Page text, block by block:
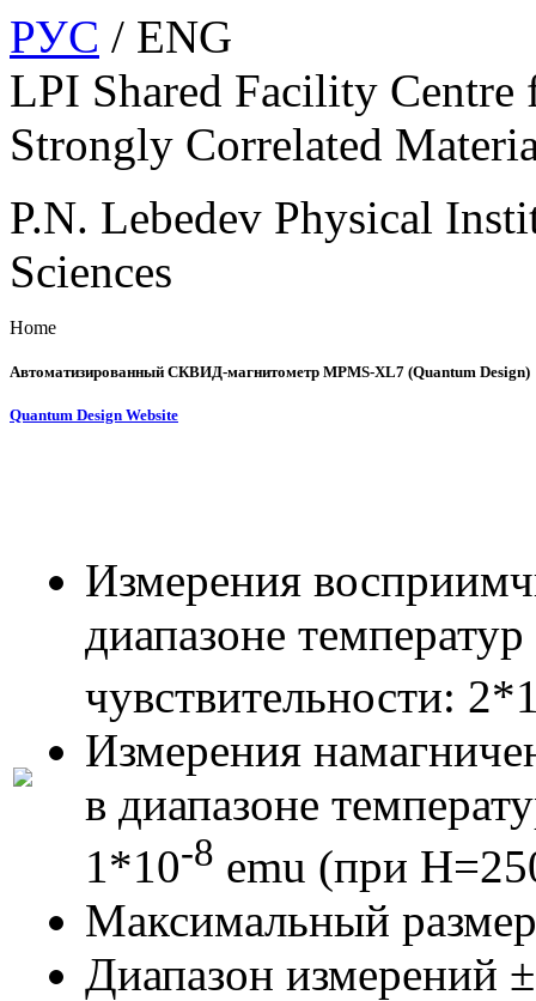
РУС / ENG
LPI Shared Facility
Strongly Correlated
P.N. Lebedev Physical
Sciences
Home
Автоматизированный СКВИД-магнитометр MPMS-XL7 (Quantum Design)
Quantum Design Website
Измерения
диапазоне
чувствительности:
Измерения
в диапазоне
1*10-8 emu (при
Максимальный
Диапазон измерений